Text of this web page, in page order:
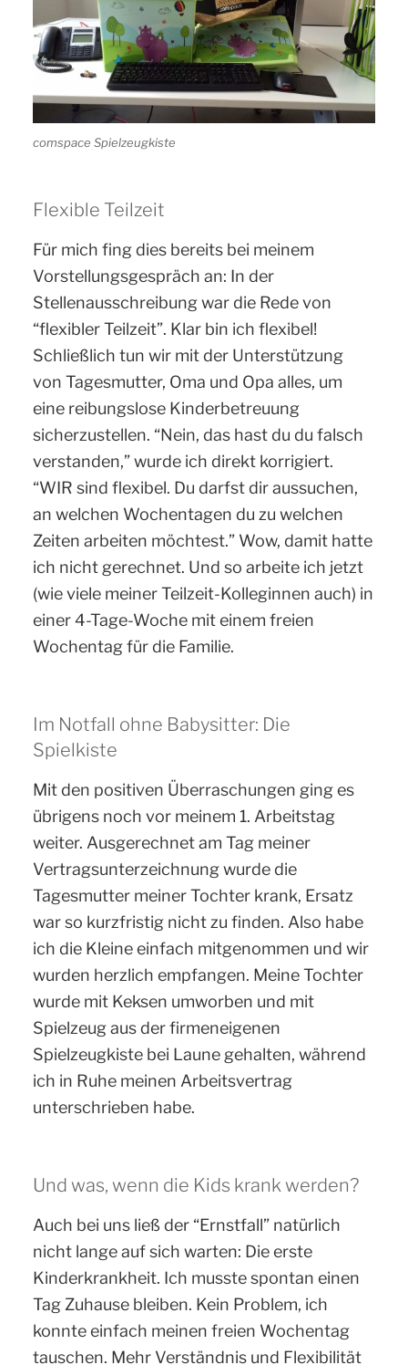
comspace Spielzeugkiste
Flexible Teilzeit
Für mich fing dies bereits bei meinem
Vorstellungsgespräch an: In der
Stellenausschreibung war die Rede von
“flexibler Teilzeit”. Klar bin ich flexibel!
Schließlich tun wir mit der Unterstützung
von Tagesmutter, Oma und Opa alles, um
eine reibungslose Kinderbetreuung
sicherzustellen. “Nein, das hast du du falsch
verstanden,” wurde ich direkt korrigiert.
“WIR sind flexibel. Du darfst dir aussuchen,
an welchen Wochentagen du zu welchen
Zeiten arbeiten möchtest.” Wow, damit hatte
ich nicht gerechnet. Und so arbeite ich jetzt
(wie viele meiner Teilzeit-Kolleginnen auch) in
einer 4-Tage-Woche mit einem freien
Wochentag für die Familie.
Im Notfall ohne Babysitter: Die
Spielkiste
Mit den positiven Überraschungen ging es
übrigens noch vor meinem 1. Arbeitstag
weiter. Ausgerechnet am Tag meiner
Vertragsunterzeichnung wurde die
Tagesmutter meiner Tochter krank, Ersatz
war so kurzfristig nicht zu finden. Also habe
ich die Kleine einfach mitgenommen und wir
wurden herzlich empfangen. Meine Tochter
wurde mit Keksen umworben und mit
Spielzeug aus der firmeneigenen
Spielzeugkiste bei Laune gehalten, während
ich in Ruhe meinen Arbeitsvertrag
unterschrieben habe.
Und was, wenn die Kids krank werden?
Auch bei uns ließ der “Ernstfall” natürlich
nicht lange auf sich warten: Die erste
Kinderkrankheit. Ich musste spontan einen
Tag Zuhause bleiben. Kein Problem, ich
konnte einfach meinen freien Wochentag
tauschen. Mehr Verständnis und Flexibilität